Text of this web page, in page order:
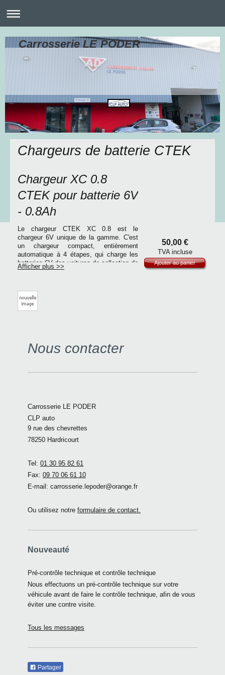
Carrosserie LE PODER
Chargeurs de batterie CTEK
50,00€
TVA incluse
Ajouter au panier
Chargeur XC 0.8
CTEK pour batterie 6V
- 0.8Ah
Le chargeur CTEK XC 0.8 est le
chargeur 6V unique de la gamme. C'est
un chargeur compact, entièrement
automatique à 4 étapes, qui charge les
batteries 6V des voitures de collection de
1.2 à 100Ah et permet la charge
Afficher plus >>
Nous contacter
Carrosserie LE PODER
CLP auto
9 rue des chevrettes
78250 Hardricourt
Tel: 01 30 95 82 61
Fax: 09 70 06 61 10
E-mail: carrosserie.lepoder@orange.fr
Ou utilisez notre formulaire de contact.
Nouveauté
Pré-contrôle technique et contrôle technique
Nous effectuons un pré-contrôle technique sur votre
véhicule avant de faire le contrôle technique, afin de vous
éviter une contre visite.
Tous les messages
Partager